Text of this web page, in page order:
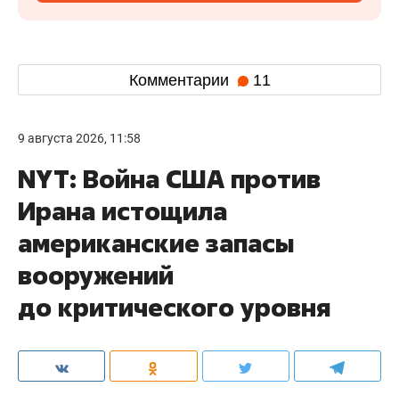
Комментарии 11
9 августа 2026, 11:58
NYT: Война США против
Ирана истощила
американские запасы
вооружений
до критического уровня